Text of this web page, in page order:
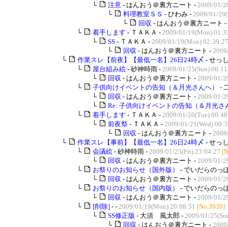
└
注意 - はんおう＠裏方ニート - 2009/01/
└
料理教室ＳＳ - ひわみ - 2009/01/
└
回収 - はんおう＠裏方ニート -
└
着手します - ＴＡＫＡ - 2009/01/19(Mon)
└
SS - ＴＡＫＡ - 2009/01/19(Mon) 02:39:27
└
回収 - はんおう＠裏方ニート -
└
作業スレ【前夜】【最低一名】26日24時〆 - せっ
└
屋台組み絵 - 砂神時雨 - 2009/01/25(Sun)
└
回収 - はんおう＠裏方ニート - 2009/01/
└
子供向けイベントの告知（＆月光さんへ）
-
└
回収 - はんおう＠裏方ニート - 2009/01/
└
Re: 子供向けイベントの告知（＆月光さ
└
着手します - ＴＡＫＡ - 2009/01/20(Tue)
└
前夜祭 - ＴＡＫＡ - 2009/01/21(Wed)
└
回収 - はんおう＠裏方ニート -
└
作業スレ【事前】【最低一名】26日24時〆 - せっ
└
会議絵 - 砂神時雨 - 2009/01/23(Fri) 23:04:27
└
回収 - はんおう＠裏方ニート - 2009/01/
└
お祭りのお知らせ（国外版）
- でいだらのっ
└
回収 - はんおう＠裏方ニート - 2009/01/
└
お祭りのお知らせ（国内版）
- でいだらのっ
└
回収 - はんおう＠裏方ニート - 2009/01/
└
[削除] - - 2009/01/19(Mon) 20:08:51 [No.3939]
└
SS修正版 - 大須 風太郎 - 2009/01/
└
回収 - はんおう＠裏方ニート -